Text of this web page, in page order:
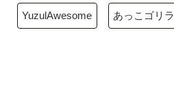
YuzulAwesome あっこゴリラ